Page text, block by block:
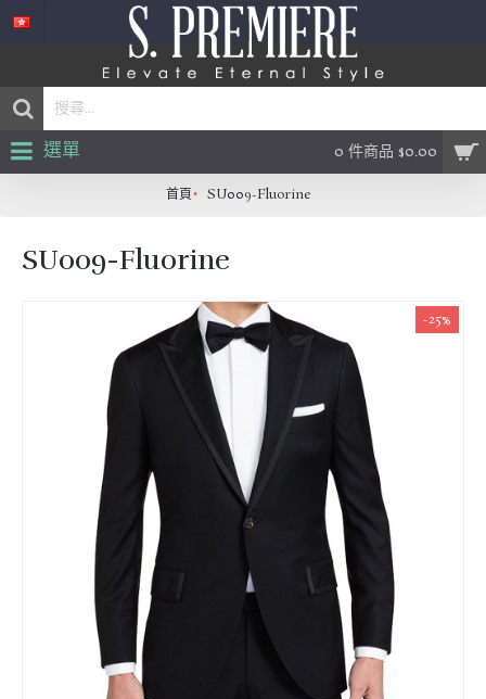
0 件商品 $0.00
選單
首頁 SU009-Fluorine
SU009-Fluorine
-25%